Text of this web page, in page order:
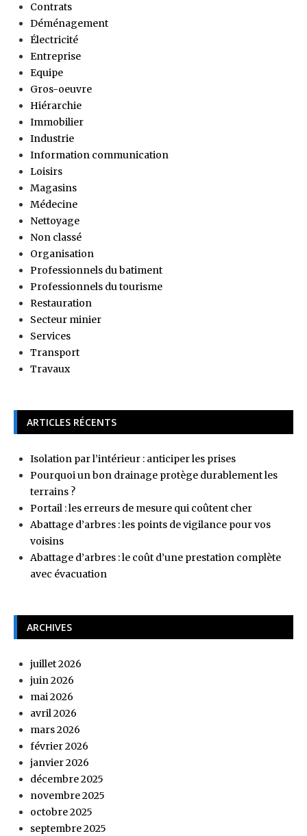
Contrats
Déménagement
Électricité
Entreprise
Equipe
Gros-oeuvre
Hiérarchie
Immobilier
Industrie
Information communication
Loisirs
Magasins
Médecine
Nettoyage
Non classé
Organisation
Professionnels du batiment
Professionnels du tourisme
Restauration
Secteur minier
Services
Transport
Travaux
ARTICLES RÉCENTS
Isolation par l’intérieur : anticiper les prises
Pourquoi un bon drainage protège durablement les
terrains ?
Portail : les erreurs de mesure qui coûtent cher
Abattage d’arbres : les points de vigilance pour vos
voisins
Abattage d’arbres : le coût d’une prestation complète
avec évacuation
ARCHIVES
juillet 2026
juin 2026
mai 2026
avril 2026
mars 2026
février 2026
janvier 2026
décembre 2025
novembre 2025
octobre 2025
septembre 2025